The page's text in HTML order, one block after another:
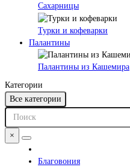
Сахарницы
Турки и кофеварки
Палантины
Палантины из Кашемира
Категории
Все категории
×
Благовония